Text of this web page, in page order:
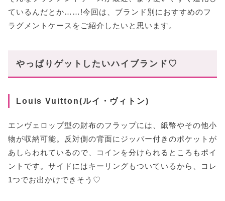
ているんだとか……!今回は、ブランド別におすすめのフ
ラグメントケースをご紹介したいと思います。
やっぱりゲットしたいハイブランド♡
Louis Vuitton(ルイ・ヴィトン)
エンヴェロップ型の財布のフラップには、紙幣やその他小
物が収納可能。反対側の背面にジッパー付きのポケットが
あしらわれているので、コインを分けられるところもポイ
ントです。サイドにはキーリングもついているから、コレ
1つでお出かけできそう♡